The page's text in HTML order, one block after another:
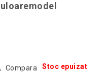
Stoc epuizat
Compara